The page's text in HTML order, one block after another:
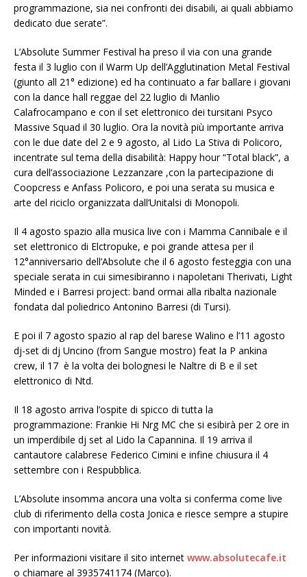
programmazione, sia nei confronti dei disabili, ai quali abbiamo
dedicato due serate”.
L’Absolute Summer Festival ha preso il via con una grande
festa il 3 luglio con il Warm Up dell’Agglutination Metal Festival
(giunto all 21° edizione) ed ha continuato a far ballare i giovani
con la dance hall reggae del 22 luglio di Manlio
Calafrocampano e con il set elettronico dei tursitani Psyco
Massive Squad il 30 luglio. Ora la novità più importante arriva
con le due date del 2 e 9 agosto, al Lido La Stiva di Policoro,
incentrate sul tema della disabilità: Happy hour “Total black”, a
cura dell’associazione Lezzanzare ,con la partecipazione di
Coopcress e Anfass Policoro, e poi una serata su musica e
arte del riciclo organizzata dall’Unitalsi di Monopoli.
Il 4 agosto spazio alla musica live con i Mamma Cannibale e il
set elettronico di Elctropuke, e poi grande attesa per il
12°anniversario dell’Absolute che il 6 agosto festeggia con una
speciale serata in cui simesibiranno i napoletani Therivati, Light
Minded e i Barresi project: band ormai alla ribalta nazionale
fondata dal poliedrico Antonino Barresi (di Tursi).
E poi il 7 agosto spazio al rap del barese Walino e l’11 agosto
dj-set di dj Uncino (from Sangue mostro) feat la P ankina
crew, il 17 è la volta dei bolognesi le Naltre di B e il set
elettronico di Ntd.
Il 18 agosto arriva l’ospite di spicco di tutta la
programmazione: Frankie Hi Nrg MC che si esibirà per 2 ore in
un imperdibile dj set al Lido la Capannina. Il 19 arriva il
cantautore calabrese Federico Cimini e infine chiusura il 4
settembre con i Respubblica.
L’Absolute insomma ancora una volta si conferma come live
club di riferimento della costa Jonica e riesce sempre a stupire
con importanti novità.
Per informazioni visitare il sito internet www.absolutecafe.it
o chiamare al 3935741174 (Marco).